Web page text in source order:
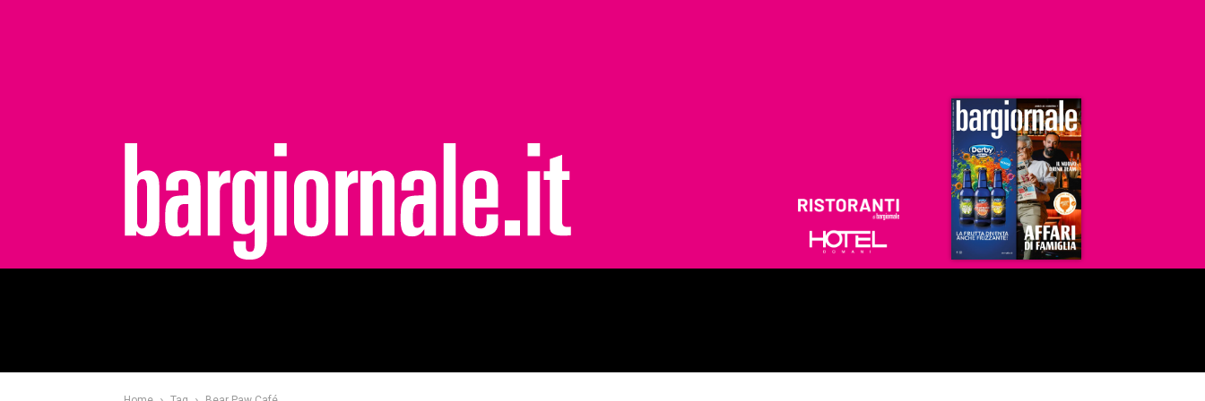
Ristoranti
Hoteldomani